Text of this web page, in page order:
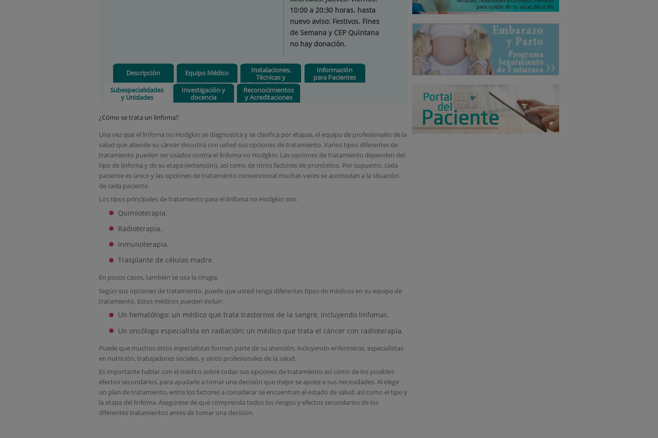
10:00 a 20:30 horas. hasta
nuevo aviso: Festivos. Fines
de Semana y CEP Quintana
no hay donación.
Descripción Equipo Médico
Instalaciones,
Técnicas y
Procedimientos
Información
para Pacientes
Subespecialidades
y Unidades
Investigación y
docencia
Reconocimientos
y Acreditaciones
¿Cómo se trata un linfoma?
Una vez que el linfoma no Hodgkin se diagnostica y se clasifica por etapas, el equipo de profesionales de la
salud que atiende su cáncer discutirá con usted sus opciones de tratamiento. Varios tipos diferentes de
tratamiento pueden ser usados contra el linfoma no Hodgkin. Las opciones de tratamiento dependen del
tipo de linfoma y de su etapa (extensión), así como de otros factores de pronóstico. Por supuesto, cada
paciente es único y las opciones de tratamiento convencional muchas veces se acomodan a la situación
de cada paciente.
Los tipos principales de tratamiento para el linfoma no Hodgkin son:
Quimioterapia.
Radioterapia.
Inmunoterapia.
Trasplante de células madre.
En pocos casos, también se usa la cirugía.
Según sus opciones de tratamiento, puede que usted tenga diferentes tipos de médicos en su equipo de
tratamiento. Estos médicos pueden incluir:
Un hematólogo: un médico que trata trastornos de la sangre, incluyendo linfomas.
Un oncólogo especialista en radiación: un médico que trata el cáncer con radioterapia.
Puede que muchos otros especialistas formen parte de su atención, incluyendo enfermeras, especialistas
en nutrición, trabajadores sociales, y otros profesionales de la salud.
Es importante hablar con el médico sobre todas sus opciones de tratamiento así como de los posibles
efectos secundarios, para ayudarle a tomar una decisión que mejor se ajuste a sus necesidades. Al elegir
un plan de tratamiento, entre los factores a considerar se encuentran el estado de salud, así como el tipo y
la etapa del linfoma. Asegúrese de que comprenda todos los riesgos y efectos secundarios de los
diferentes tratamientos antes de tomar una decisión.